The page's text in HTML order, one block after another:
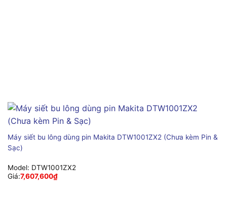
Máy siết bu lông dùng pin Makita DTW1001ZX2 (Chưa kèm Pin &
Sạc)
Model: DTW1001ZX2
Giá:7,607,600₫